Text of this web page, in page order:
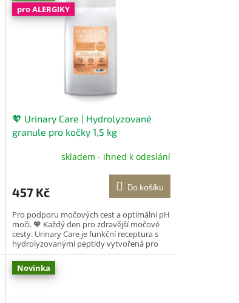
pro ALERGIKY
🧡 Urinary Care | Hydrolyzované
granule pro kočky 1,5 kg
skladem - ihned k odeslání
457 Kč Do košíku
Pro podporu močových cest a optimální pH
moči. 🧡 Každý den pro zdravější močové
cesty. Urinary Care je funkční receptura s
hydrolyzovanými peptidy vytvořená pro
podporu zdraví...
Novinka